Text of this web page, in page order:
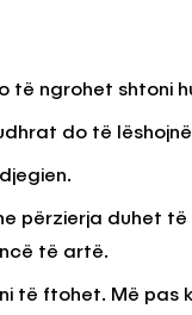
të ngrohet shtoni
do të
përzierja duhet të
të artë.
të ftohet. Më pas